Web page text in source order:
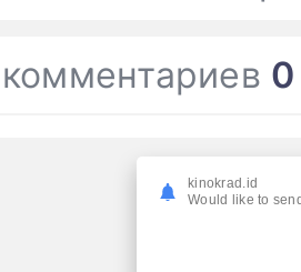
0
kinokrad.id
Would like to